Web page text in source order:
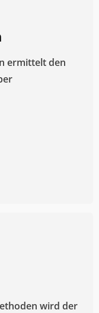
ermittelt den
wird der